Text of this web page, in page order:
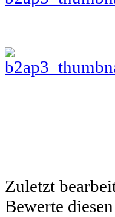
Zuletzt
Bewerte